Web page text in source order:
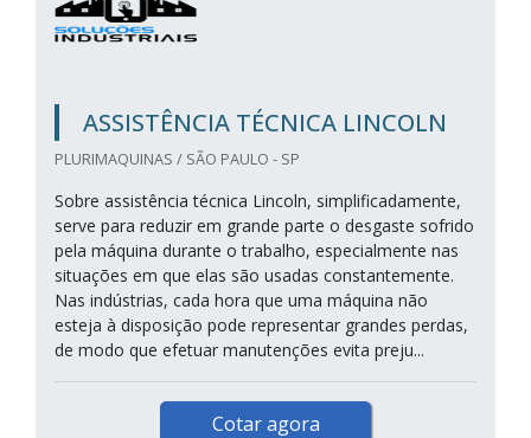
ASSISTÊNCIA TÉCNICA LINCOLN
PLURIMAQUINAS / SÃO PAULO - SP
Sobre assistência técnica Lincoln, simplificadamente,
serve para reduzir em grande parte o desgaste sofrido
pela máquina durante o trabalho, especialmente nas
situações em que elas são usadas constantemente.
Nas indústrias, cada hora que uma máquina não
esteja à disposição pode representar grandes perdas,
de modo que efetuar manutenções evita preju...
Cotar agora